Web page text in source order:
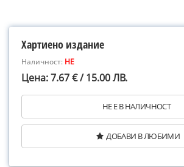
Хартиено издание
Наличност: НЕ
Цена: 7.67 € / 15.00 ЛВ.
НЕ Е В НАЛИЧНОСТ
ДОБАВИ В ЛЮБИМИ